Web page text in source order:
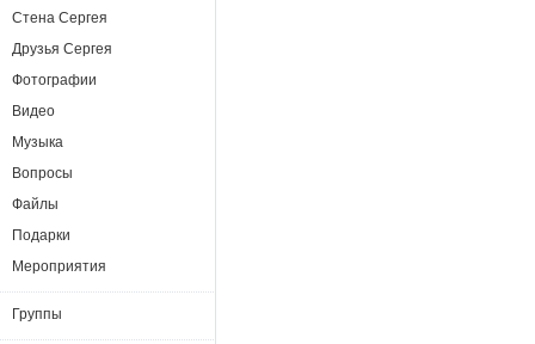
Стена Сергея
Друзья Сергея
Фотографии
Видео
Музыка
Вопросы
Файлы
Подарки
Мероприятия
Группы